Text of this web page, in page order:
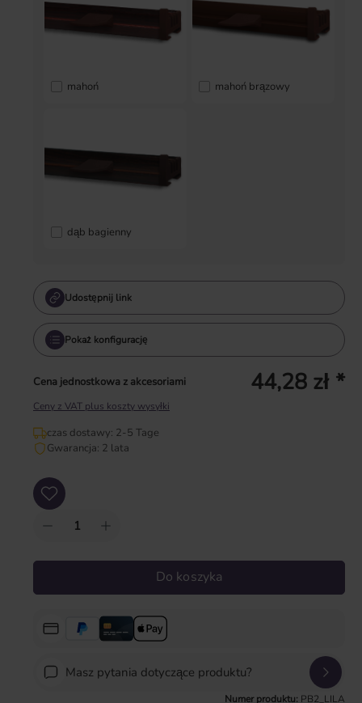
mahoń mahoń brązowy
dąb bagienny
Udostępnij link
Pokaż konfigurację
Cena jednostkowa z akcesoriami 44,28 zł *
Ceny z VAT plus koszty wysyłki
czas dostawy: 2-5 Tage
Gwarancja: 2 lata
Ilość produktu: Wprowadź żądaną ilość lub użyj przycisków, aby zwiększyć lub
Do koszyka
Masz pytania dotyczące produktu?
Numer produktu: PB2_LILA